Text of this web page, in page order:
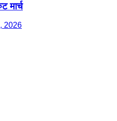
मार्च
2026